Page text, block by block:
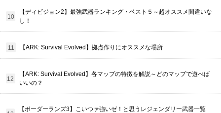
【ディビジョン2】最強武器ランキング・ベスト５～超オススメ間違いな
し！
【ARK: Survival Evolved】拠点作りにオススメな場所
【ARK: Survival Evolved】各マップの特徴を解説～どのマップで遊べば
いいの？
【ボーダーランズ3】こいつァ強いゼ！と思うレジェンダリー武器一覧